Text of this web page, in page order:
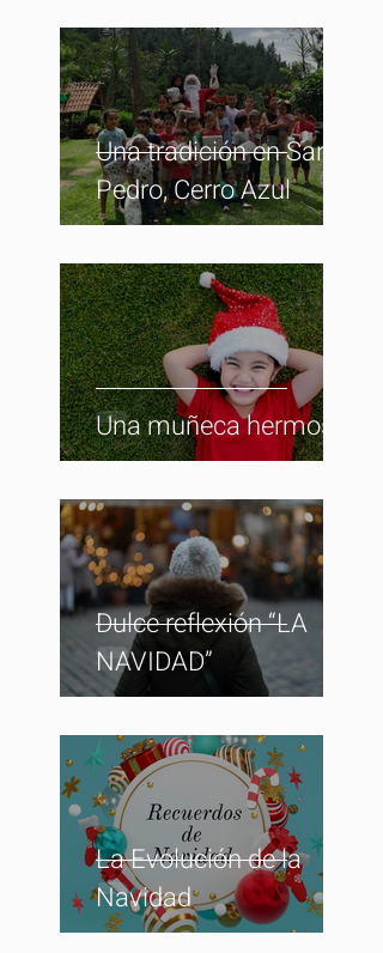
Una tradición en San
Pedro, Cerro Azul
Una muñeca hermosa
Dulce reflexión “LA
NAVIDAD”
La Evolución de la
Navidad